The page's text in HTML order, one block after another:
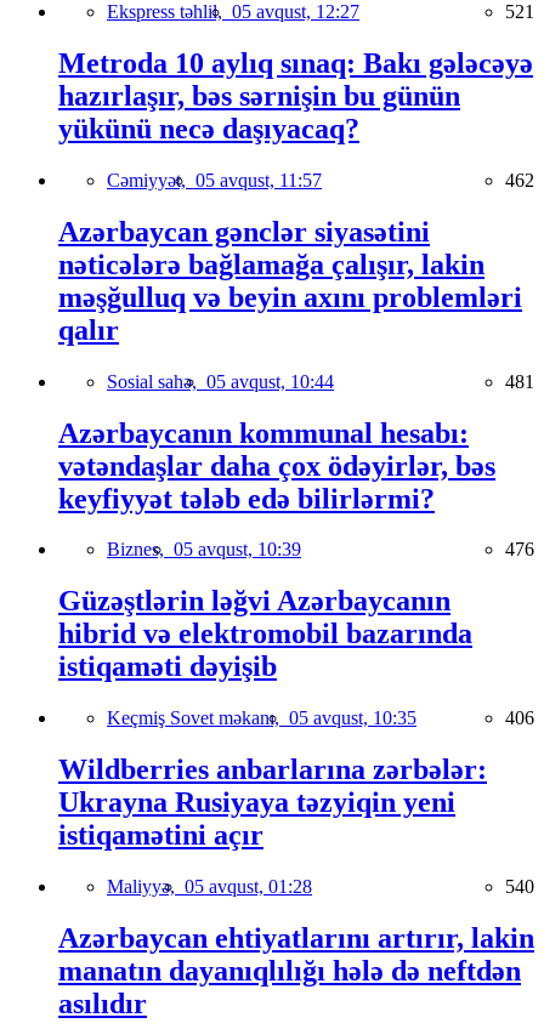
Ekspress təhlil, 05 avqust, 12:27 521
Metroda 10 aylıq sınaq: Bakı gələcəyə
hazırlaşır, bəs sərnişin bu günün
yükünü necə daşıyacaq?
Cəmiyyət, 05 avqust, 11:57 462
Azərbaycan gənclər siyasətini
nəticələrə bağlamağa çalışır, lakin
məşğulluq və beyin axını problemləri
qalır
Sosial sahə, 05 avqust, 10:44 481
Azərbaycanın kommunal hesabı:
vətəndaşlar daha çox ödəyirlər, bəs
keyfiyyət tələb edə bilirlərmi?
Biznes, 05 avqust, 10:39 476
Güzəştlərin ləğvi Azərbaycanın
hibrid və elektromobil bazarında
istiqaməti dəyişib
Keçmiş Sovet məkanı, 05 avqust, 10:35 406
Wildberries anbarlarına zərbələr:
Ukrayna Rusiyaya təzyiqin yeni
istiqamətini açır
Maliyyə, 05 avqust, 01:28 540
Azərbaycan ehtiyatlarını artırır, lakin
manatın dayanıqlılığı hələ də neftdən
asılıdır